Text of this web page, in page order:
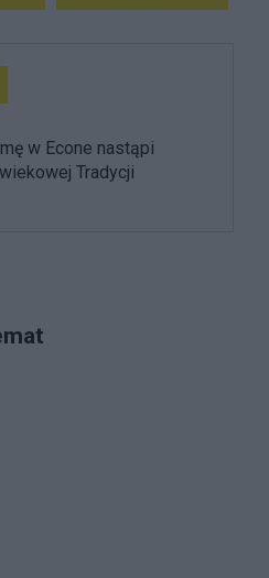
w Econe nastąpi
Tradycji